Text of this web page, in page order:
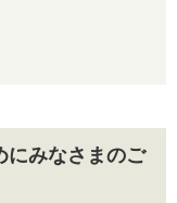
にみなさまのご